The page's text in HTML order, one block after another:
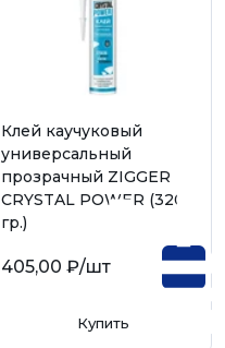
Клей каучуковый
универсальный
прозрачный ZIGGER
CRYSTAL POWER (320
гр.)
405,00 ₽/шт
Купить